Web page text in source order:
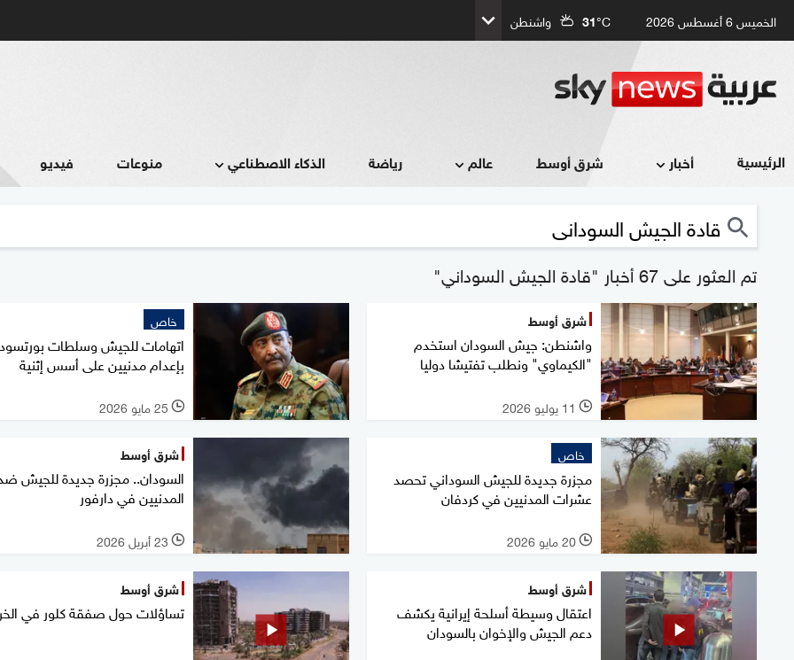
الخميس 6 أغسطس 2026 31°C واشنطن
الرئيسية أخبار شرق أوسط عالم رياضة الذكاء الاصطناعي منوعات فيديو
تم العثور على 67 أخبار "قادة الجيش السوداني"
شرق أوسط
واشنطن: جيش السودان استخدم
"الكيماوي" ونطلب تفتيشا دوليا
l 11 يوليو 2026
خاص
اتهامات للجيش وسلطات
بإعدام مدنيين على أسس إثنية
l 25 مايو 2026
خاص
مجزرة جديدة للجيش السوداني تحصد
عشرات المدنيين في كردفان
l 20 مايو 2026
شرق أوسط
السودان.. مجزرة جديدة للجيش
المدنيين في دارفور
l 23 أبريل 2026
شرق أوسط
اعتقال وسيطة أسلحة إيرانية يكشف
دعم الجيش والإخوان بالسودان
شرق أوسط
تساؤلات حول صفقة كلور في